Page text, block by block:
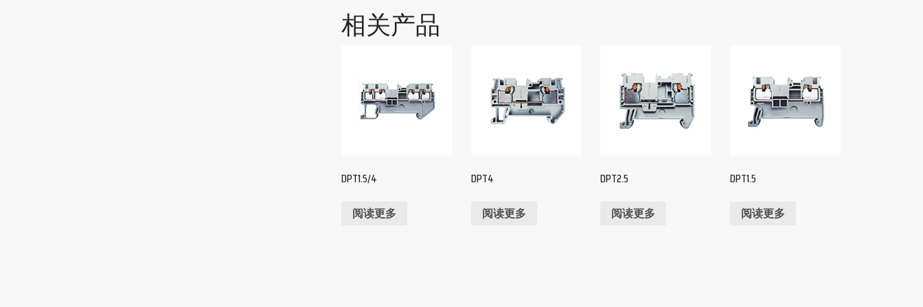
相关产品
DPT1.5/4
阅读更多
DPT4
阅读更多
DPT2.5
阅读更多
DPT1.5
阅读更多